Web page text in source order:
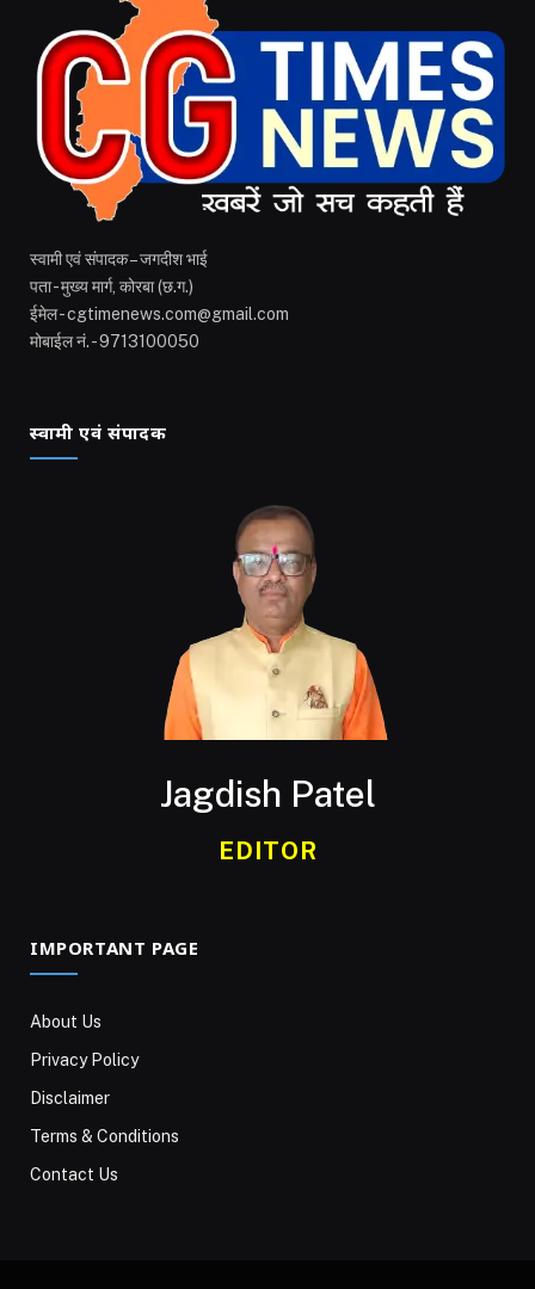
स्वामी एवं संपादक – जगदीश भाई
पता - मुख्य मार्ग, कोरबा (छ.ग.)
ईमेल - cgtimenews.com@gmail.com
मोबाईल नं. - 9713100050
स्वामी एवं संपादक
Jagdish Patel
EDITOR
IMPORTANT PAGE
About Us
Privacy Policy
Disclaimer
Terms & Conditions
Contact Us